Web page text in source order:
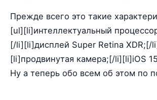
Прежде всего это такие
[ul][li]интеллектуальный
[/li][li]дисплей Super Retina XDR;[/
[li]продвинутая камера;[/li][li]iOS
Ну а теперь обо всем об этом по